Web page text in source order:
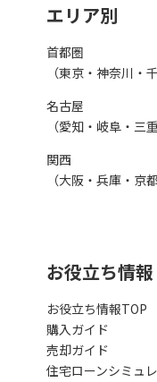
エリア別
首都圏
（東京・神奈川・
名古屋
（愛知・岐阜・三
関西
（大阪・兵庫・京
お役立ち情報
お役立ち情報TOP
購入ガイド
売却ガイド
住宅ローンシミュ